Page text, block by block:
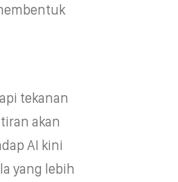
tekanan
akan
AI kini
yang lebih